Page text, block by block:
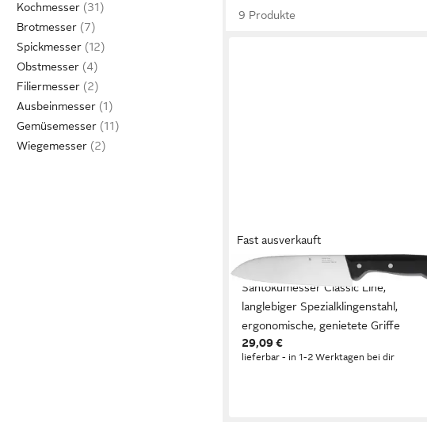
Kochmesser
Brotmesser
Spickmesser
Obstmesser
Filiermesser
Ausbeinmesser
Gemüsemesser
Wiegemesser
9 Produkte
Fast ausverkauft
Santokumesser Classic Line,
langlebiger Spezialklingenstahl,
ergonomische, genietete Griffe
29,09 €
lieferbar - in 1-2 Werktagen bei dir